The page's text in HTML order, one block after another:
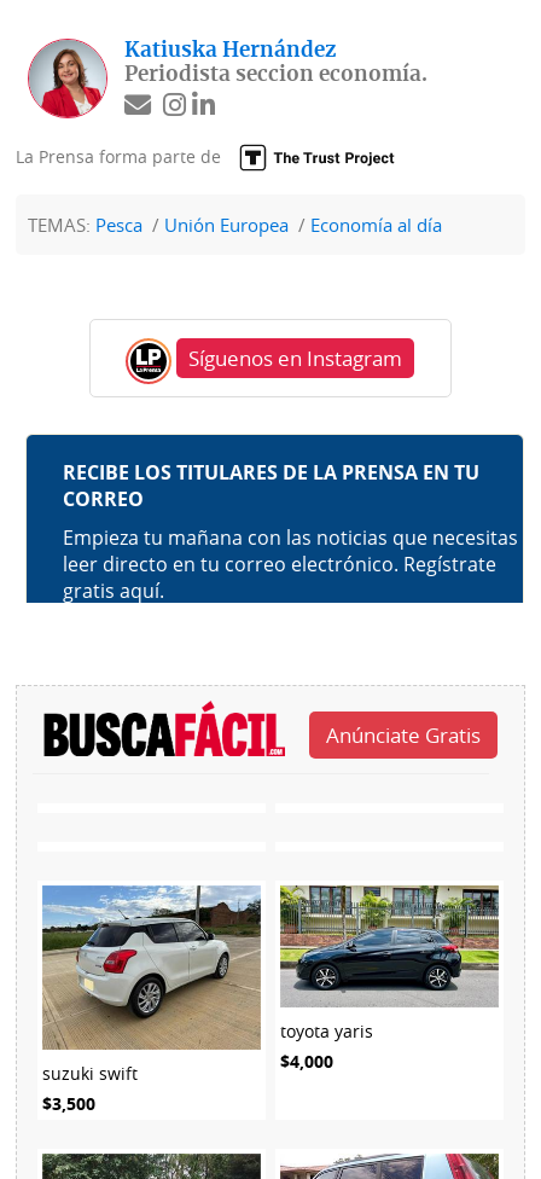
Katiuska Hernández
Periodista seccion economía.
La Prensa forma parte de
TEMAS: Pesca Unión Europea Economía al día
Síguenos en Instagram
suzuki swift
$3,500
toyota yaris
$4,000